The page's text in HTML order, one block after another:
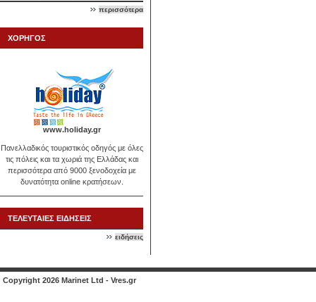
περισσότερα
ΧΟΡΗΓΟΣ
www.holiday.gr
Πανελλαδικός τουριστικός οδηγός με όλες
τις πόλεις και τα χωριά της Ελλάδας και
περισσότερα από 9000 ξενοδοχεία με
δυνατότητα online κρατήσεων.
ΤΕΛΕΥΤΑΙΕΣ ΕΙΔΗΣΕΙΣ
ειδήσεις
Copyright 2026 Marinet Ltd - Vres.gr